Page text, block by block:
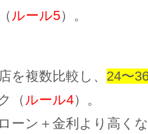
ルール5）。
を複数比較し、 24〜
（ルール4）。
ーン＋金利より高く